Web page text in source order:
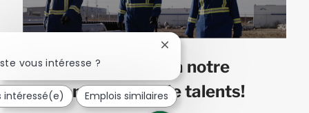
Joignez-vous à notre
communauté de talents!
vous intéresse ?
Fermer
notification
du
chatbot
intéressé(e) Emplois similaires